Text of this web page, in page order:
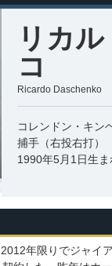
リカ
コ
Ricardo Daschenko
コレンドン・キン
捕手（右投右打）
1990年5月1日生ま
年限りでジャイ